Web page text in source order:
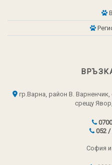
гр.Варна, район В.
срещу
052 /
София и